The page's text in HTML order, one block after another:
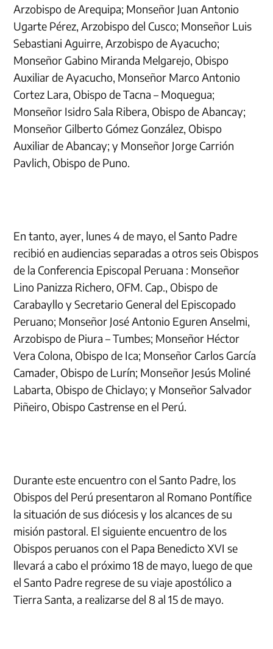
Arzobispo de Arequipa; Monseñor Juan Antonio
Ugarte Pérez, Arzobispo del Cusco; Monseñor Luis
Sebastiani Aguirre, Arzobispo de Ayacucho;
Monseñor Gabino Miranda Melgarejo, Obispo
Auxiliar de Ayacucho, Monseñor Marco Antonio
Cortez Lara, Obispo de Tacna – Moquegua;
Monseñor Isidro Sala Ribera, Obispo de Abancay;
Monseñor Gilberto Gómez González, Obispo
Auxiliar de Abancay; y Monseñor Jorge Carrión
Pavlich, Obispo de Puno.
En tanto, ayer, lunes 4 de mayo, el Santo Padre
recibió en audiencias separadas a otros seis Obispos
de la Conferencia Episcopal Peruana : Monseñor
Lino Panizza Richero, OFM. Cap., Obispo de
Carabayllo y Secretario General del Episcopado
Peruano; Monseñor José Antonio Eguren Anselmi,
Arzobispo de Piura – Tumbes; Monseñor Héctor
Vera Colona, Obispo de Ica; Monseñor Carlos García
Camader, Obispo de Lurín; Monseñor Jesús Moliné
Labarta, Obispo de Chiclayo; y Monseñor Salvador
Piñeiro, Obispo Castrense en el Perú.
Durante este encuentro con el Santo Padre, los
Obispos del Perú presentaron al Romano Pontífice
la situación de sus diócesis y los alcances de su
misión pastoral. El siguiente encuentro de los
Obispos peruanos con el Papa Benedicto XVI se
llevará a cabo el próximo 18 de mayo, luego de que
el Santo Padre regrese de su viaje apostólico a
Tierra Santa, a realizarse del 8 al 15 de mayo.